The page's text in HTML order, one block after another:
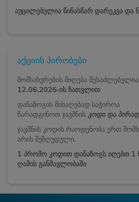
აუცილებელია წინასწარ დარეკვა და
აქციის პირობები
მომსახურების მიღება შესაძლებელია
12.06.2026-ის ჩათვლით
დანაზოგის მისაღებად საჭიროა
წარადგინოთ ჯავშნის კოდი და
ჯავშნის კოდის რაოდენობა ერთ
არის შეზღუდული.
1 პრომო კოდით დანაზოგს იღებთ 1
ღამის განმავლობაში